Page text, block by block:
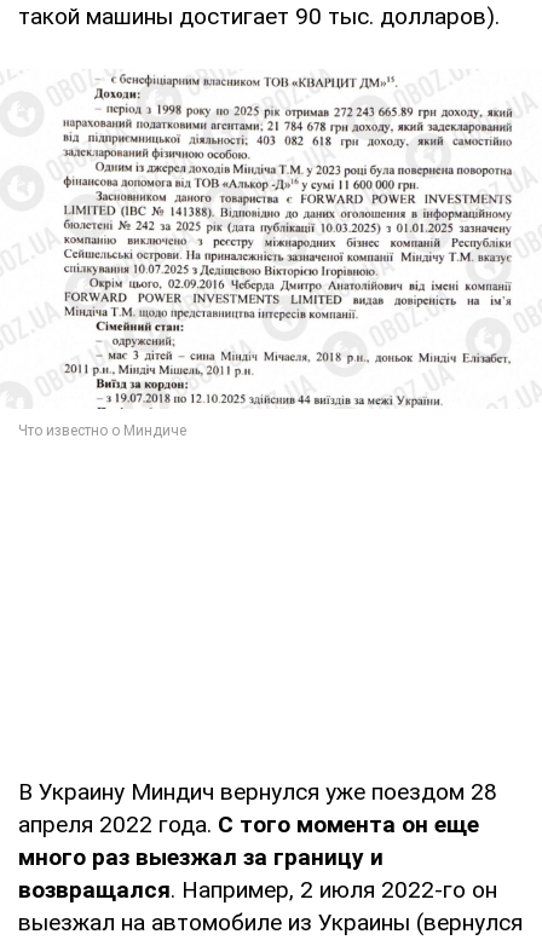
такой машины достигает 90 тыс. долларов).
В Украину Миндич вернулся уже поездом 28
апреля 2022 года. С того момента он еще
много раз выезжал за границу и
возвращался. Например, 2 июля 2022-го он
выезжал на автомобиле из Украины (вернулся